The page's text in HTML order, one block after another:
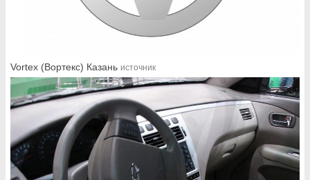
Vortex (Вортекс) Казань источник